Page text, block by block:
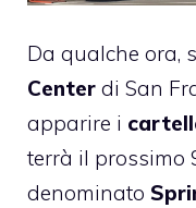
Da qualche ora,
Center di San
apparire i
terrà il prossimo
denominato